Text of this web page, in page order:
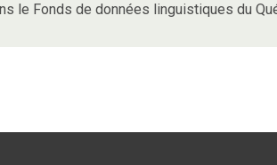
le Fonds de données linguistiques du